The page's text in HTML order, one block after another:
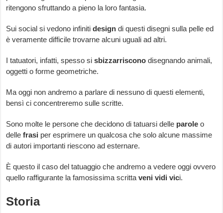
ritengono sfruttando a pieno la loro fantasia.
Sui social si vedono infinitidesign di questi disegni sulla pelle ed
è veramente difficile trovarne alcuni uguali ad altri.
I tatuatori, infatti, spesso sisbizzarriscono disegnando animali,
oggetti o forme geometriche.
Ma oggi non andremo a parlare di nessuno di questi elementi,
bensì ci concentreremo sulle scritte.
Sono molte le persone che decidono di tatuarsi delle parole o
dellefrasi per esprimere un qualcosa che solo alcune massime
di autori importanti riescono ad esternare.
È questo il caso del tatuaggio che andremo a vedere oggi ovvero
quello raffigurante la famosissima scrittaveni vidi vici.
Storia